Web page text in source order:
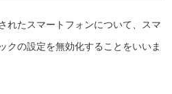
れたスマートフォンについて、スマ
クの設定を無効化することをいいま